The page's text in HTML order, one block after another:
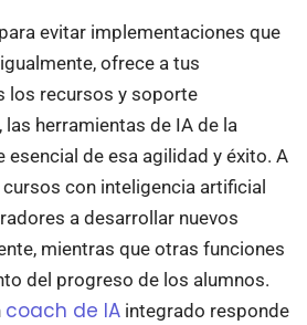
para evitar implementaciones que
ofrece a tus
los recursos y soporte
herramientas de IA de la
de esa agilidad y éxito. A
con inteligencia artificial
a desarrollar nuevos
mientras que otras funciones
del progreso de los alumnos.
coach de IA integrado responde